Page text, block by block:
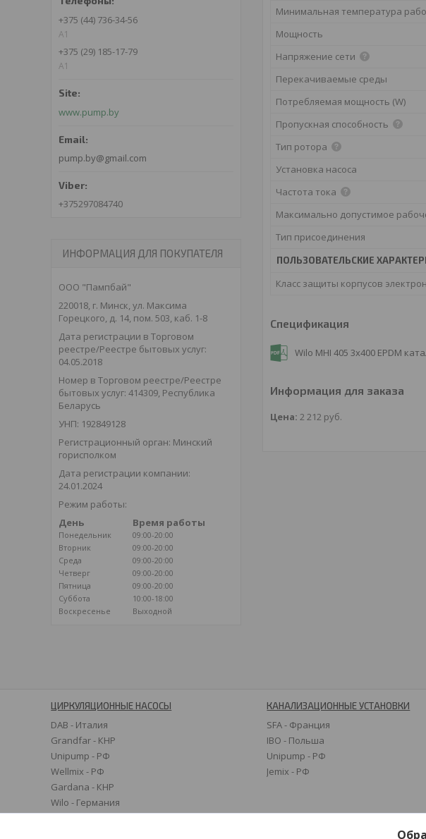
Минимальная температура
Мощность
Напряжение сети
Перекачиваемые среды
Потребляемая мощность (W)
Пропускная способность
Тип ротора
Установка насоса
Частота тока
Максимально допустимое
Тип присоединения
ПОЛЬЗОВАТЕЛЬСКИЕ
Класс защиты корпусов
Спецификация
Wilo MHI 405 3х400 EPDM
Информация для заказа
Цена: 2 212 руб.
+375 (44) 736-34-56
A1
+375 (29) 185-17-79
A1
www.pump.by
pump.by@gmail.com
+375297084740
ИНФОРМАЦИЯ ДЛЯ ПОКУПАТЕЛЯ
ООО "Пампбай"
220018, г. Минск, ул. Максима
Горецкого, д. 14, пом. 503, каб. 1-8
Дата регистрации в Торговом
реестре/Реестре бытовых услуг:
04.05.2018
Номер в Торговом реестре/Реестре
бытовых услуг: 414309, Республика
Беларусь
УНП: 192849128
Регистрационный орган: Минский
горисполком
Дата регистрации компании:
24.01.2024
Режим работы:
День
Время работы
Понедельник
09:00-20:00
Вторник
09:00-20:00
Среда
09:00-20:00
Четверг
09:00-20:00
Пятница
09:00-20:00
Суббота
10:00-18:00
Воскресенье
Выходной
ЦИРКУЛЯЦИОННЫЕ НАСОСЫ
DAB - Италия
Grandfar - КНР
Unipump - РФ
Wellmix - РФ
Gardana - КНР
Wilo - Германия
Grundfos - Дания
КАНАЛИЗАЦИОННЫЕ УСТАНОВКИ
SFA - Франция
IBO - Польша
Unipump - РФ
Jemix - РФ